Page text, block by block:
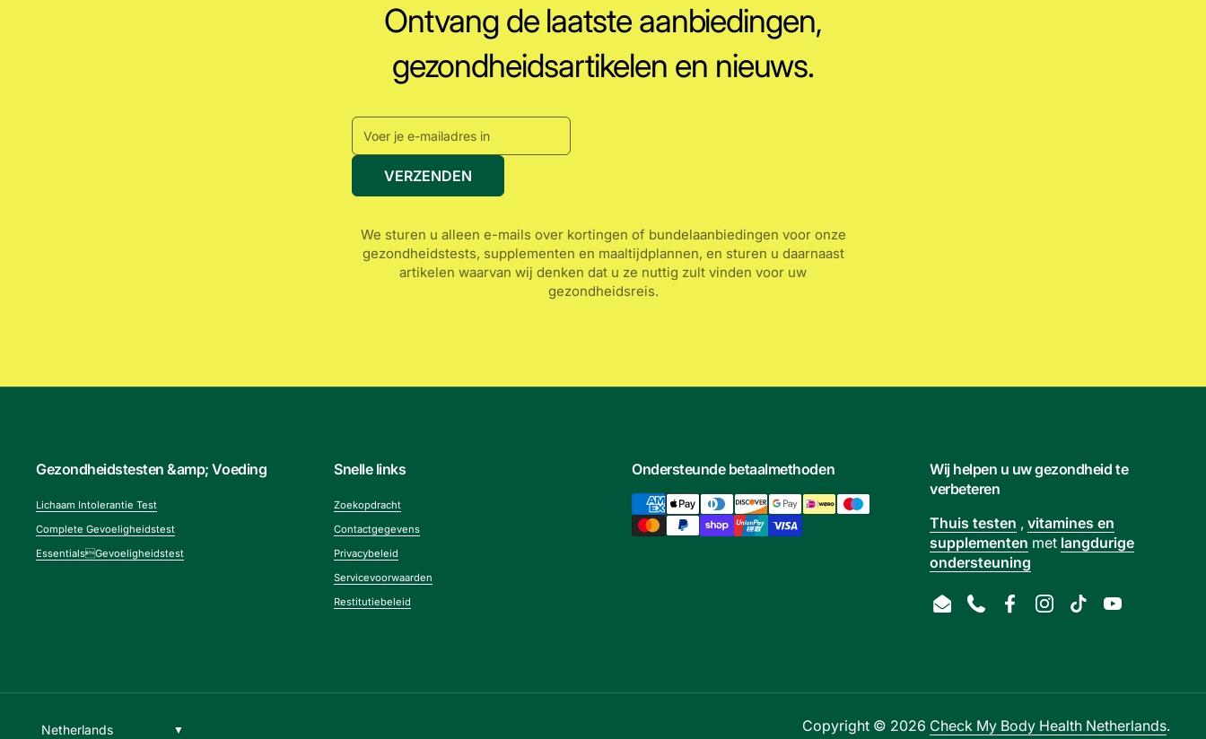
Ontvang de laatste aanbiedingen,
gezondheidsartikelen en nieuws.
VERZENDEN
We sturen u alleen e-mails over kortingen of bundelaanbiedingen voor onze
gezondheidstests, supplementen en maaltijdplannen, en sturen u daarnaast
artikelen waarvan wij denken dat u ze nuttig zult vinden voor uw
gezondheidsreis.
Gezondheidstesten &amp; Voeding
Lichaam Intolerantie Test
Complete Gevoeligheidstest
EssentialsGevoeligheidstest
Snelle links
Zoekopdracht
Contactgegevens
Privacybeleid
Servicevoorwaarden
Restitutiebeleid
Ondersteunde betaalmethoden
Wij helpen u uw gezondheid te
verbeteren
Thuis testen , vitamines en
supplementen met langdurige
ondersteuning
EmailPhoneFacebookInstagram
TikTokYouTube
Copyright © 2026 Check My Body Health Netherlands.